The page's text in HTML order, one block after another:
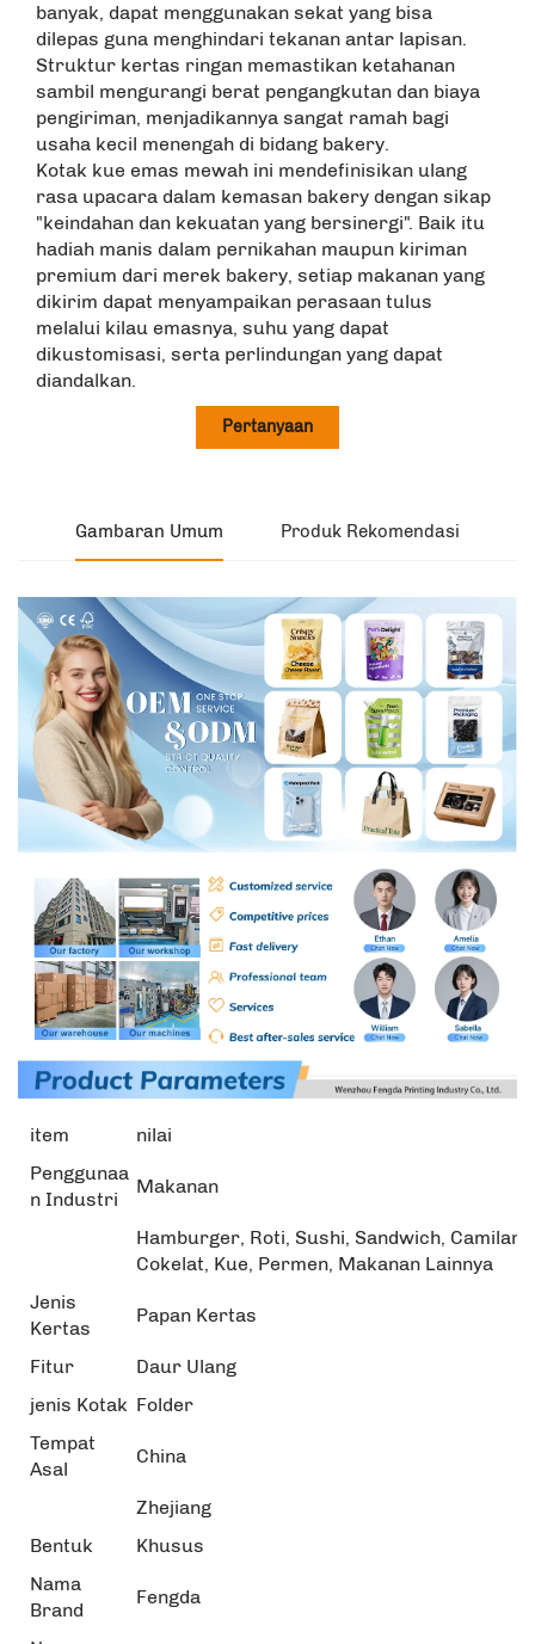
banyak, dapat menggunakan sekat yang bisa
dilepas guna menghindari tekanan antar lapisan.
Struktur kertas ringan memastikan ketahanan
sambil mengurangi berat pengangkutan dan biaya
pengiriman, menjadikannya sangat ramah bagi
usaha kecil menengah di bidang bakery.
Kotak kue emas mewah ini mendefinisikan ulang
rasa upacara dalam kemasan bakery dengan sikap
"keindahan dan kekuatan yang bersinergi". Baik itu
hadiah manis dalam pernikahan maupun kiriman
premium dari merek bakery, setiap makanan yang
dikirim dapat menyampaikan perasaan tulus
melalui kilau emasnya, suhu yang dapat
dikustomisasi, serta perlindungan yang dapat
diandalkan.
Pertanyaan
Gambaran Umum Produk Rekomendasi
item
nilai
Penggunaa
n Industri
Makanan
Hamburger, Roti, Sushi, Sandwich, Camilan,
Cokelat, Kue, Permen, Makanan Lainnya
Jenis
Kertas
Papan Kertas
Fitur
Daur Ulang
jenis Kotak Folder
Tempat
Asal
China
Zhejiang
Bentuk
Khusus
Nama
Brand
Fengda